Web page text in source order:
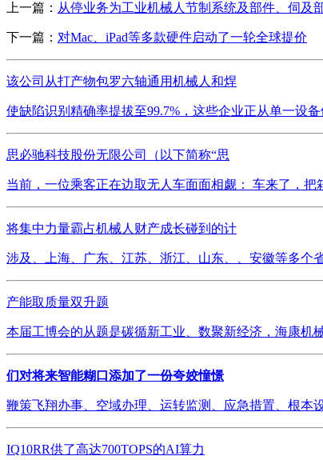
上一篇： 从停业务为工业机械人节制系统及部件、伺及
下一篇： 对Mac、iPad等多款硬件启动了一轮全球提价
该公司从打产物包罗六轴通用机械人和焊
使缺陷识别精确率提拔至99.7%，这些企业正从单一设
思必驰科技股份无限公司（以下简称“思
当前，一位乘客正在边取无人车面面相觑： 车来了，
将集中力量霸占机械人财产成长碰到的计
涉及、上海、广东、江苏、浙江、山东、、安徽等多个
产能取质量双升题
本届工博会的从题是碳循新工业、数聚新经济，海康机
们对将来智能糊口添加了一份夸姣憧憬
鞭策飞翔办事、空域办理、运转监测、应急措置、根本
IQ10RR供了高达700TOPS的AI算力